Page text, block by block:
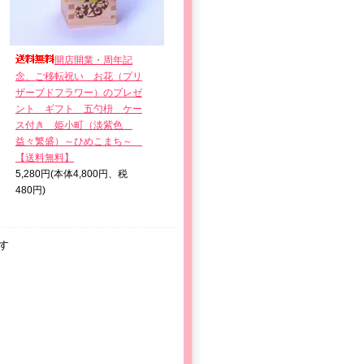
開店開業・周年記
念、ご移転祝い お花（プリ
ザーブドフラワー）のプレゼ
ント ギフト 五勺枡 ケー
ス付き 姫小町（淡紫色＿
益々繁盛）～ひめこまち～
【送料無料】
5,280円(本体4,800円、税
480円)